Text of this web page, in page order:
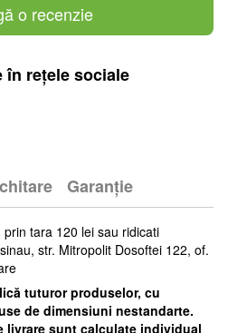
o recenzie
rețele sociale
Garanție
tara 120 lei sau ridicati
str. Mitropolit Dosoftei 122, of.
tuturor produselor, cu
de dimensiuni nestandarte.
livrare sunt calculate individual